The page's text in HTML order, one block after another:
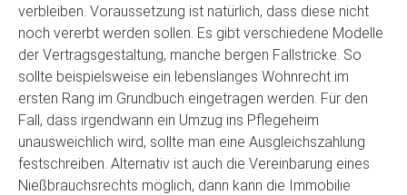
verbleiben. Voraussetzung ist natürlich, dass diese nicht
noch vererbt werden sollen. Es gibt verschiedene Modelle
der Vertragsgestaltung, manche bergen Fallstricke. So
sollte beispielsweise ein lebenslanges Wohnrecht im
ersten Rang im Grundbuch eingetragen werden. Für den
Fall, dass irgendwann ein Umzug ins Pflegeheim
unausweichlich wird, sollte man eine Ausgleichszahlung
festschreiben. Alternativ ist auch die Vereinbarung eines
Nießbrauchsrechts möglich, dann kann die Immobilie